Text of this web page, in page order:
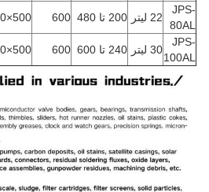
JPS-
80AL
22 لیتر 200 تا 480 600
500×300×150
JPS-
100AL
30 لیتر 240 تا 600 600
500×300×200